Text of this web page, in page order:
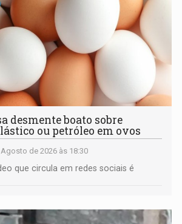
desmente boato sobre
ou petróleo em ovos
de 2026 às 18:30
que circula em redes sociais é